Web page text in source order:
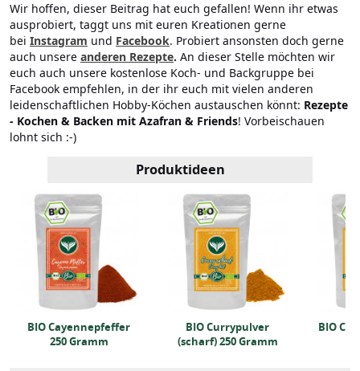
Wir hoffen, dieser Beitrag hat euch gefallen! Wenn ihr etwas
ausprobiert, taggt uns mit euren Kreationen gerne
bei Instagram und Facebook. Probiert ansonsten doch gerne
auch unsere anderen Rezepte. An dieser Stelle möchten wir
euch auch unsere kostenlose Koch- und Backgruppe bei
Facebook empfehlen, in der ihr euch mit vielen anderen
leidenschaftlichen Hobby-Köchen austauschen könnt: Rezepte
- Kochen & Backen mit Azafran & Friends! Vorbeischauen
lohnt sich :-)
Produktideen
BIO Cayennepfeffer
250 Gramm
BIO Currypulver
(scharf) 250 Gramm
BIO